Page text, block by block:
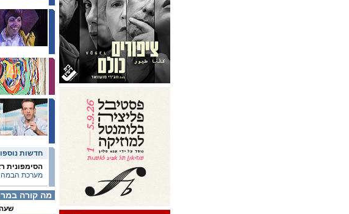
ביה"ס מקיף ז'
בית אריה קלנג - בית האמנים,
אשדוד
בית החייל אשדוד
בית יד לבנים, בית החייל,
אשדוד
במות לילה לבן
בר החוף, אשדוד
בר נאפופו
ברחבי אשדוד
Kitchen Bar, אשדוד
בתי כנסת באשדוד
האוניברסיטה הפתוחה אשדוד
היכל הספורט - הקריה אשדוד
המוזיאון לתרבות הפלשתים
ע"ש קורין ממן, אשדוד
המכללה האקדמית סמי שמעון,
המשכן לאמנויות הבמה אשדוד
(היכל התרבות)
חוף הקשתות
חוף לידו אשדוד
חניון הכורכר, אשדוד
חדשות
הסימפונית
מערכת הבמה (16/08/
מה קורה ב